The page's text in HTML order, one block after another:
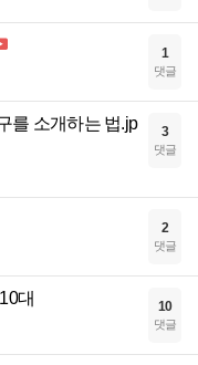
1
댓글
를 소개하는 법.jp
3
댓글
2
댓글
대 10
댓글